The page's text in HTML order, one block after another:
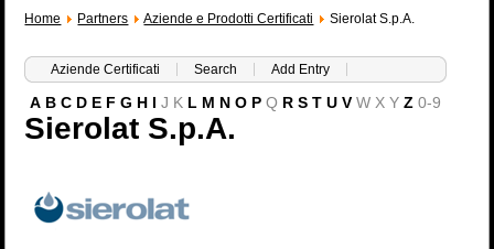
Home Partners Aziende e Prodotti Certificati Sierolat S.p.A.
Aziende Certificati Search Add Entry
A B C D E F G H I J K L M N O P Q R S T U V W X Y Z 0-9
Sierolat S.p.A.